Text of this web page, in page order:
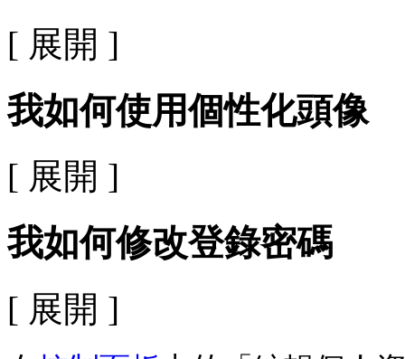
[ 展開 ]
我如何使用個性化頭像
[ 展開 ]
我如何修改登錄密碼
[ 展開 ]